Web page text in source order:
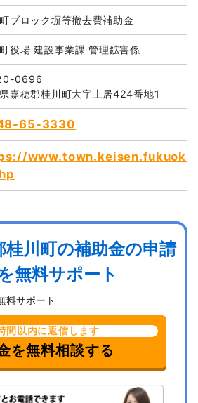
ブロック塀等撤去費補助金
役場 建設事業課 管理鉱害係
0696
嘉穂郡桂川町大字土居424番地1
65-3330
桂川町の補助金の申請
無料サポート
間以内に返信します
を無料相談する